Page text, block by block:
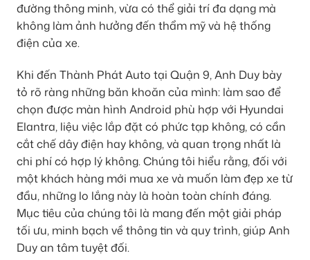
đường thông minh, vừa có thể giải trí đa dạng mà
không làm ảnh hưởng đến thẩm mỹ và hệ thống
điện của xe.
Khi đến Thành Phát Auto tại Quận 9, Anh Duy bày
tỏ rõ ràng những băn khoăn của mình: làm sao để
chọn được màn hình Android phù hợp với Hyundai
Elantra, liệu việc lắp đặt có phức tạp không, có cần
cắt chế dây điện hay không, và quan trọng nhất là
chi phí có hợp lý không. Chúng tôi hiểu rằng, đối với
một khách hàng mới mua xe và muốn làm đẹp xe từ
đầu, những lo lắng này là hoàn toàn chính đáng.
Mục tiêu của chúng tôi là mang đến một giải pháp
tối ưu, minh bạch về thông tin và quy trình, giúp Anh
Duy an tâm tuyệt đối.